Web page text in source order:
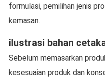
formulasi, pemilihan jenis
kemasan.
ilustrasi bahan
Sebelum memasarkan
kesesuaian produk dan